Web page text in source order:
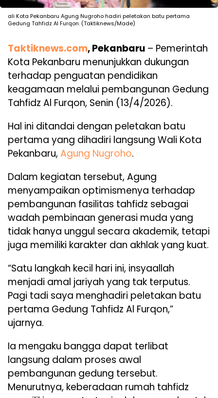
ali Kota Pekanbaru Agung Nugroho hadiri peletakan batu pertama
Gedung Tahfidz Al Furqon. (Taktiknews/Made)
Taktiknews.com, Pekanbaru – Pemerintah
Kota Pekanbaru menunjukkan dukungan
terhadap penguatan pendidikan
keagamaan melalui pembangunan Gedung
Tahfidz Al Furqon, Senin (13/4/2026).
Hal ini ditandai dengan peletakan batu
pertama yang dihadiri langsung Wali Kota
Pekanbaru, Agung Nugroho.
Dalam kegiatan tersebut, Agung
menyampaikan optimismenya terhadap
pembangunan fasilitas tahfidz sebagai
wadah pembinaan generasi muda yang
tidak hanya unggul secara akademik, tetapi
juga memiliki karakter dan akhlak yang kuat.
“Satu langkah kecil hari ini, insyaallah
menjadi amal jariyah yang tak terputus.
Pagi tadi saya menghadiri peletakan batu
pertama Gedung Tahfidz Al Furqon,”
ujarnya.
Ia mengaku bangga dapat terlibat
langsung dalam proses awal
pembangunan gedung tersebut.
Menurutnya, keberadaan rumah tahfidz